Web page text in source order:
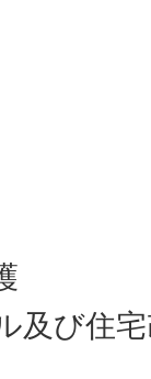
及び住